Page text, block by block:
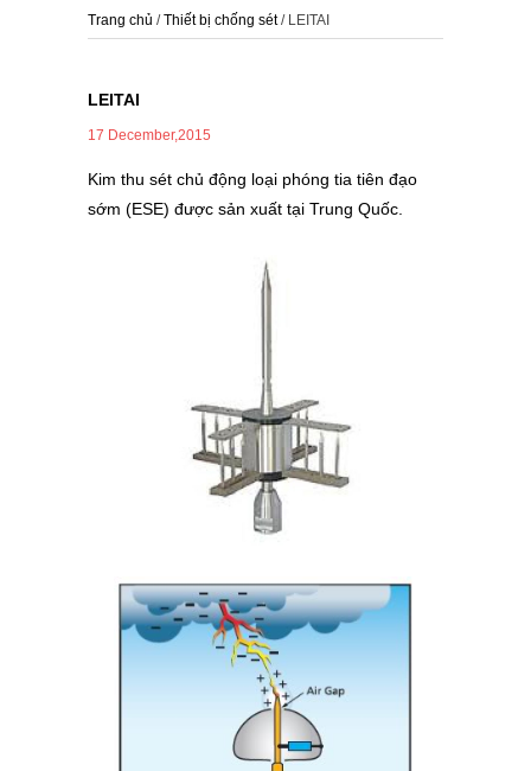
Trang chủ /Thiết bị chống sét/ LEITAI
LEITAI
17 December,2015
Kim thu sét chủ động loại phóng tia tiên đạo
sớm (ESE) được sản xuất tại Trung Quốc.